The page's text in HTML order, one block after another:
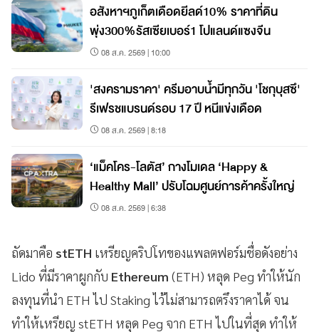
อสังหาฯภูเก็ตเดือดยีลด์10% ราคาที่ดิน
พุ่ง300%รัสเซียเบอร์1 โปแลนด์แซงจีน
08 ส.ค. 2569 | 10:00
'สงครามราคา' ครีมอาบน้ำมีทุกวัน 'โชกุบุสซึ'
รีเฟรชแบรนด์รอบ 17 ปี หนีแข่งเดือด
08 ส.ค. 2569 | 8:18
‘แม็คโคร-โลตัส’ กางโมเดล ‘Happy &
Healthy Mall’ ปรับโฉมศูนย์การค้าครั้งใหญ่
08 ส.ค. 2569 | 6:38
ถัดมาคือ stETH เหรียญคริปโทของแพลตฟอร์มชื่อดังอย่าง
Lido ที่มีราคาผูกกับ Ethereum (ETH) หลุด Peg ทำให้นัก
ลงทุนที่นำ ETH ไป Staking ไว้ไม่สามารถตรึงราคาได้ จน
ทำให้เหรียญ stETH หลุด Peg จาก ETH ไปในที่สุด ทำให้